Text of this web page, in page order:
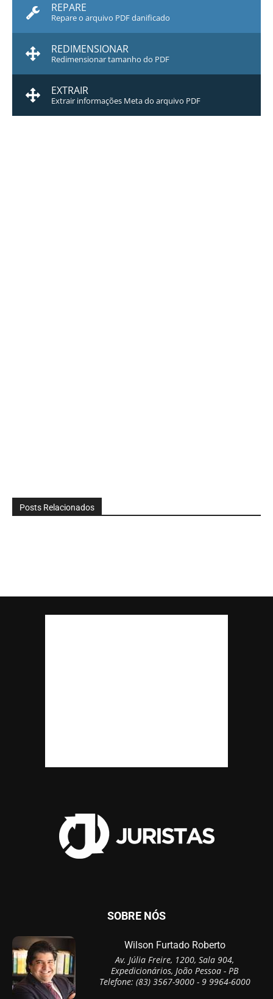
REPARE
Repare o arquivo PDF danificado
REDIMENSIONAR
Redimensionar tamanho do PDF
EXTRAIR
Extrair informações Meta do arquivo PDF
Posts Relacionados
SOBRE NÓS
Wilson Furtado Roberto
Av. Júlia Freire, 1200, Sala 904,
Expedicionários, João Pessoa - PB
Telefone: (83) 3567-9000 - 9 9964-6000